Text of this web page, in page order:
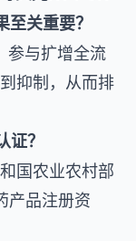
关重要？
参与扩增全流
抑制，从而排
？
国农业农村部
产品注册资